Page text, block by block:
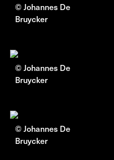
© Johannes De
Bruycker
© Johannes De
Bruycker
© Johannes De
Bruycker